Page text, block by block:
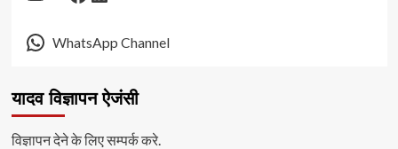
WhatsApp Channel
यादव विज्ञापन ऐजंसी
विज्ञापन देने के लिए सम्पर्क करे.